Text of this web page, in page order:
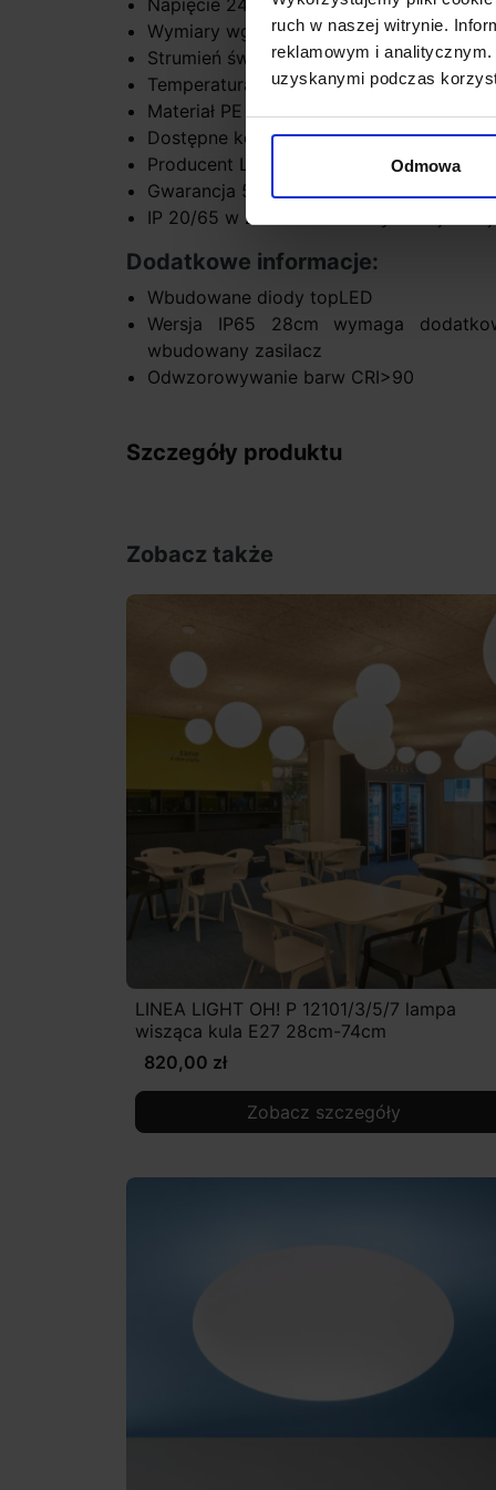
ruch w naszej witrynie.
reklamowym i
uzyskanymi podczas
Odmowa
Napięcie 240V/350mA
Wymiary wg rysunku technicznego
Strumień światła: 7W - 845lm, 15W -
Temperatura barwy światła 3000K - biała
Materiał PE - polietylen
Dostępne kolory biały
Producent Linea Light
Gwarancja 5 lat
IP 20/65 w zależności od wybranej wersji
Dodatkowe informacje:
Wbudowane diody topLED
Wersja IP65 28cm wymaga
wbudowany zasilacz
Odwzorowywanie barw CRI>90
Szczegóły produktu
Zobacz także
LINEA LIGHT OH! P 12101/3/5/7 lampa
wisząca kula E27 28cm-74cm
820,00 zł
Zobacz szczegóły